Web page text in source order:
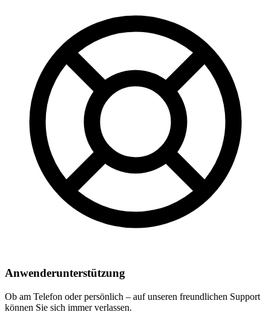
Anwenderunterstützung
Ob am Telefon oder persönlich – auf unseren freundlichen Support
können Sie sich immer verlassen.